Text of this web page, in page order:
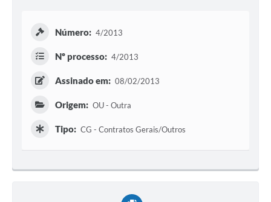
Número: 4/2013
Nº processo: 4/2013
Assinado em: 08/02/2013
Origem: OU - Outra
Tipo: CG - Contratos Gerais/Outros